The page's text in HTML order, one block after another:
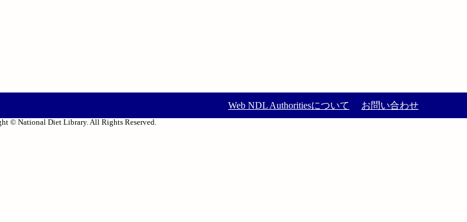
Web NDL Authoritiesについて お問い合わせ
© National Diet Library. All Rights Reserved.